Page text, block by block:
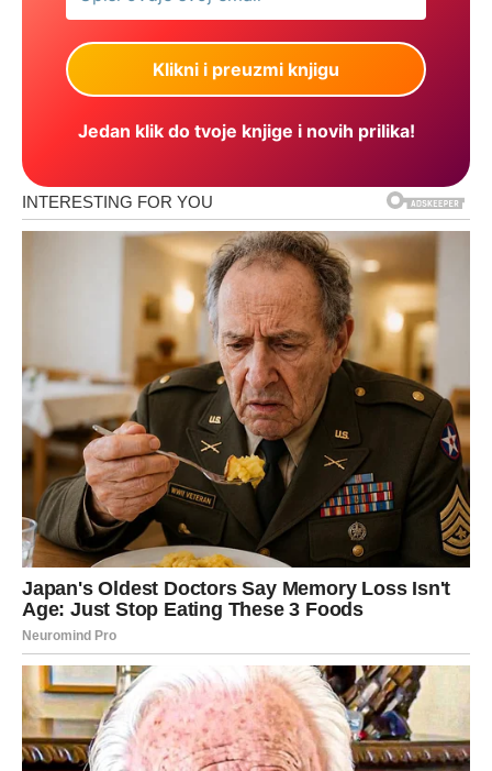
Jedan klik do tvoje knjige i novih prilika!